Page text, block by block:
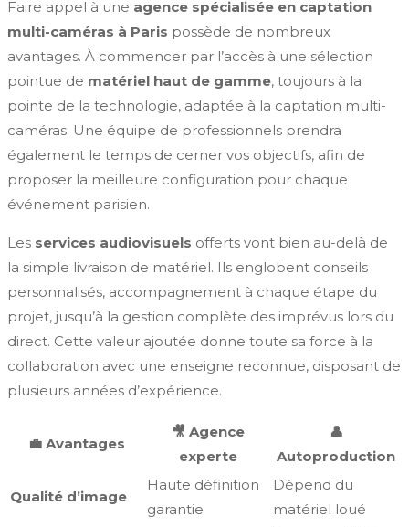
Faire appel à une agence spécialisée en captation
multi-caméras à Paris possède de nombreux
avantages. À commencer par l’accès à une sélection
pointue de matériel haut de gamme, toujours à la
pointe de la technologie, adaptée à la captation multi-
caméras. Une équipe de professionnels prendra
également le temps de cerner vos objectifs, afin de
proposer la meilleure configuration pour chaque
événement parisien.
Les services audiovisuels offerts vont bien au-delà de
la simple livraison de matériel. Ils englobent conseils
personnalisés, accompagnement à chaque étape du
projet, jusqu’à la gestion complète des imprévus lors du
direct. Cette valeur ajoutée donne toute sa force à la
collaboration avec une enseigne reconnue, disposant de
plusieurs années d’expérience.
💼 Avantages
🎥 Agence
experte
👤
Autoproduction
Qualité d’image
Haute définition
garantie
Dépend du
matériel loué